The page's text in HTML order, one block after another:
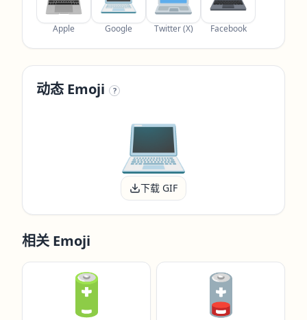
Apple Google Twitter (X) Facebook
动态 Emoji ?
下载 GIF
相关 Emoji
🔋 🪫